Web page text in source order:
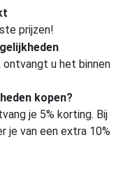
prijzen!
u het binnen
kopen?
je 5% korting. Bij
je van een extra 10%